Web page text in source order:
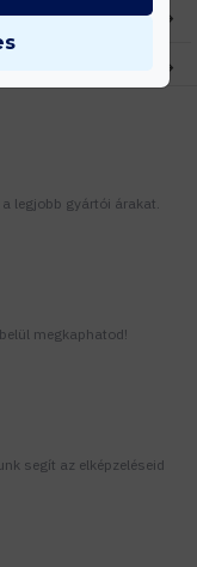
legjobb gyártói árakat.
megkaphatod!
segít az elképzeléseid